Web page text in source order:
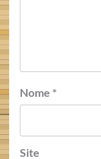
Nome *
Site